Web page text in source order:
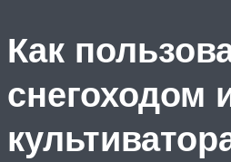
Как
снегоходом